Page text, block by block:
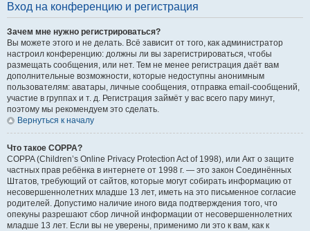
Вход на конференцию и регистрация
Зачем мне нужно регистрироваться?
Вы можете этого и не делать. Всё зависит от того, как администратор
настроил конференцию: должны ли вы зарегистрироваться, чтобы
размещать сообщения, или нет. Тем не менее регистрация даёт вам
дополнительные возможности, которые недоступны анонимным
пользователям: аватары, личные сообщения, отправка email-сообщений,
участие в группах и т. д. Регистрация займёт у вас всего пару минут,
поэтому мы рекомендуем это сделать.
Вернуться к началу
Что такое COPPA?
COPPA (Children’s Online Privacy Protection Act of 1998), или Акт о защите
частных прав ребёнка в интернете от 1998 г. — это закон Соединённых
Штатов, требующий от сайтов, которые могут собирать информацию от
несовершеннолетних младше 13 лет, иметь на это письменное согласие
родителей. Допустимо наличие иного вида подтверждения того, что
опекуны разрешают сбор личной информации от несовершеннолетних
младше 13 лет. Если вы не уверены, применимо ли это к вам, как к